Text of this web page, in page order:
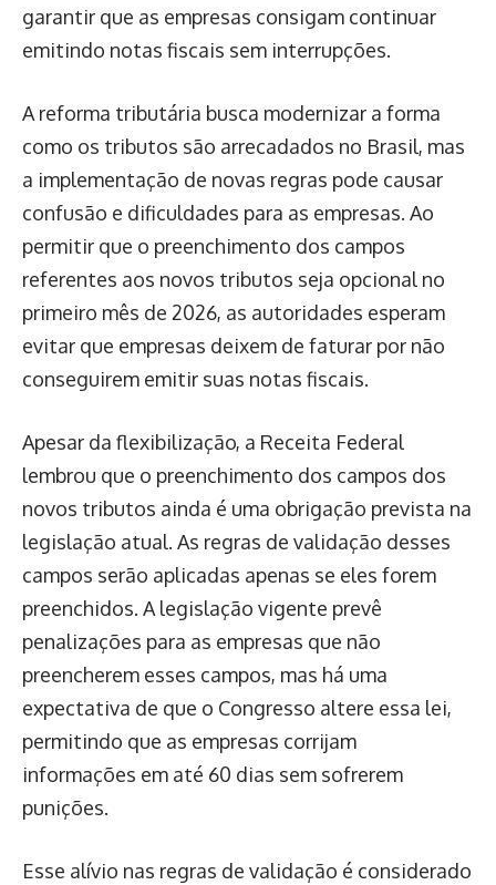
garantir que as empresas consigam continuar
emitindo notas fiscais sem interrupções.
A reforma tributária busca modernizar a forma
como os tributos são arrecadados no Brasil, mas
a implementação de novas regras pode causar
confusão e dificuldades para as empresas. Ao
permitir que o preenchimento dos campos
referentes aos novos tributos seja opcional no
primeiro mês de 2026, as autoridades esperam
evitar que empresas deixem de faturar por não
conseguirem emitir suas notas fiscais.
Apesar da flexibilização, a Receita Federal
lembrou que o preenchimento dos campos dos
novos tributos ainda é uma obrigação prevista na
legislação atual. As regras de validação desses
campos serão aplicadas apenas se eles forem
preenchidos. A legislação vigente prevê
penalizações para as empresas que não
preencherem esses campos, mas há uma
expectativa de que o Congresso altere essa lei,
permitindo que as empresas corrijam
informações em até 60 dias sem sofrerem
punições.
Esse alívio nas regras de validação é considerado